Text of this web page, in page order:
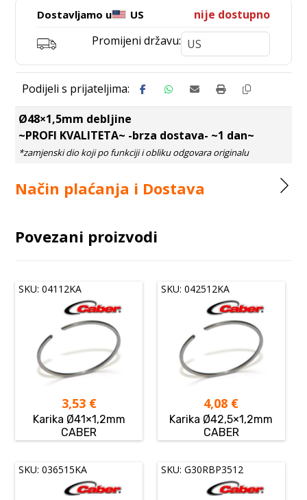
Dostavljamo u US
nije dostupno
Promijeni državu:
Ø48×1,5mm debljine
~PROFI KVALITETA~ -brza dostava- ~1 dan~
Način plaćanja i Dostava
Povezani proizvodi
SKU: 04112KA
3,53 €
Karika Ø41×1,2mm
CABER
SKU: 042512KA
4,08 €
Karika Ø42,5×1,2mm
CABER
SKU: 036515KA SKU: G30RBP3512